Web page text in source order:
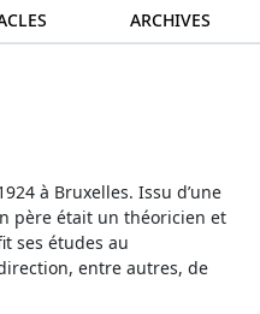
ARCHIVES
à Bruxelles. Issu d’une
père était un théoricien et
ses études au
entre autres, de